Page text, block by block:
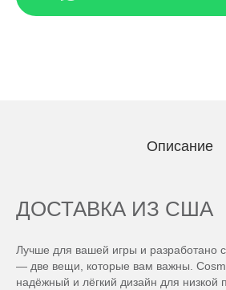
Описание
ДОСТАВКА ИЗ США
Лучше для вашей игры и разработано с
— две вещи, которые вам важны.
надёжный и лёгкий дизайн для низкой